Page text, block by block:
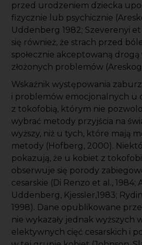
przed urodzeniem dziecka
fizycznie lub psychicznie
Uddenberg 1982; Szeverenyi et
się również, że strach przed
społecznie akceptowaną
złożonych problemów
Wskaźnik występowania
i problemów emocjonalnych u
z tokofobią, którym nie
wybrać metody przyjścia na
wyższy, niż u tych, które mają
metody (Hofberg, 2000).
pokazują, że u kobiet z
obserwuje się porody
cesarskie (Di Renzo et al., 1984;
Uddenberg, Kjessler,1983;
1998). Dane opublikowane
nie wykazały jednak wyższych
elektywnych cięć cesarskich i